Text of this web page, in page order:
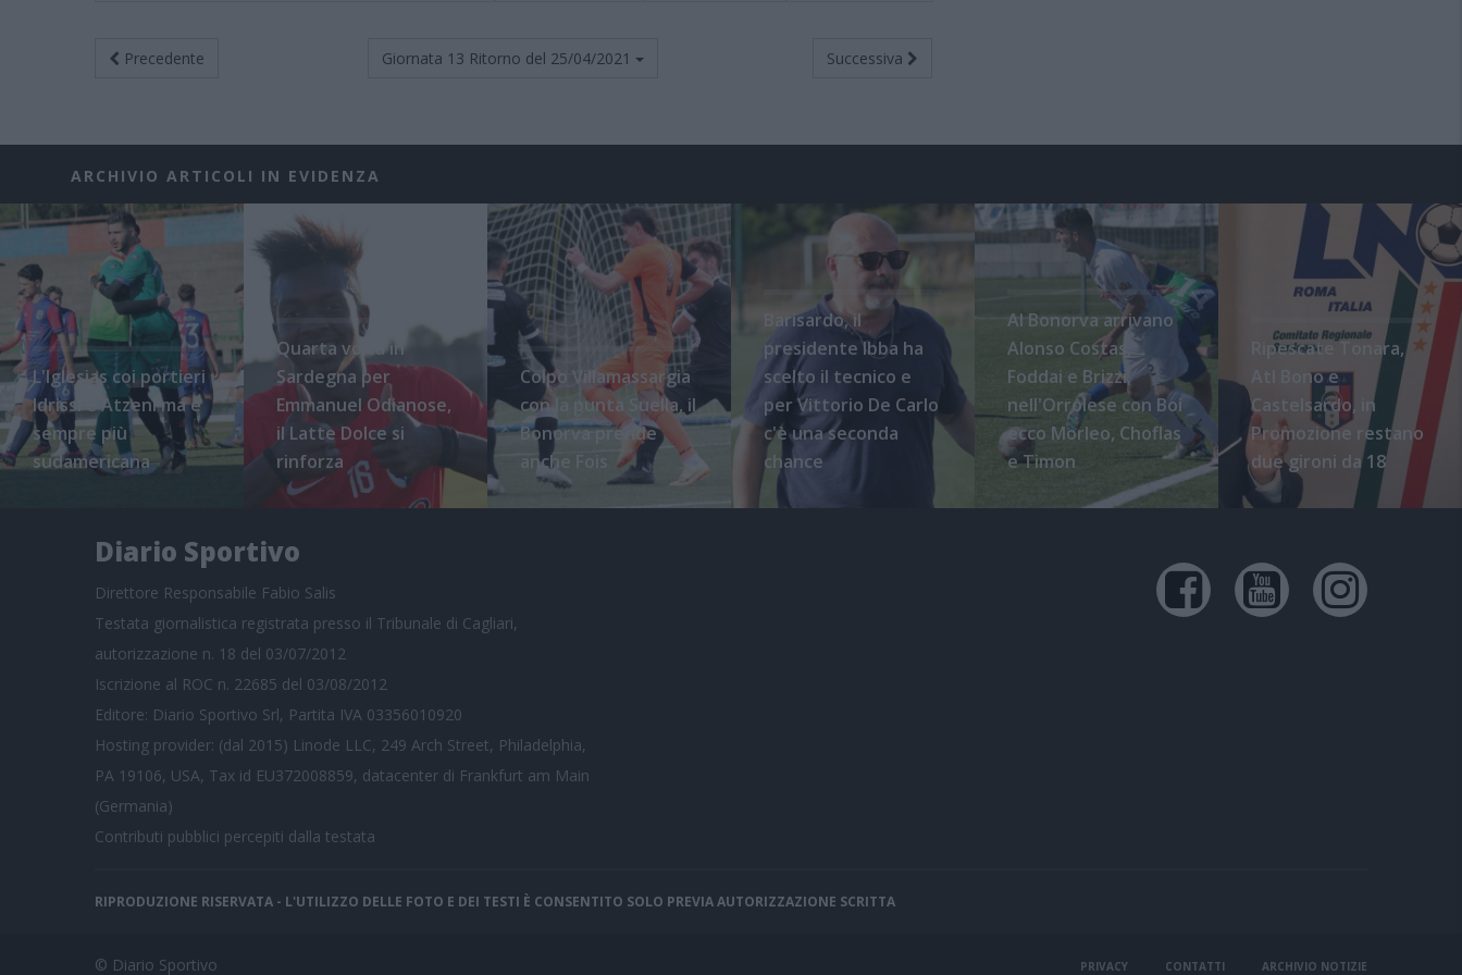
Precedente Giornata 13 Ritorno del 25/04/2021 Successiva
ARCHIVIO ARTICOLI IN EVIDENZA
L'Iglesias coi portieri
Idrissi e Atzeni ma è
sempre più
sudamericana
Quarta volta in
Sardegna per
Emmanuel Odianose,
il Latte Dolce si
rinforza
Colpo Villamassargia
con la punta Suella, il
Bonorva prende
anche Fois
Barisardo, il
presidente Ibba ha
scelto il tecnico e
per Vittorio De Carlo
c'è una seconda
chance
Al Bonorva arrivano
Alonso Costas,
Foddai e Brizzi,
nell'Orrolese con Boi
ecco Morleo, Choflas
e Timon
Ripescate Tonara,
Atl Bono e
Castelsardo, in
Promozione restano
due gironi da 18
Diario Sportivo
Direttore Responsabile Fabio Salis
Testata giornalistica registrata presso il Tribunale di Cagliari,
autorizzazione n. 18 del 03/07/2012
Iscrizione al ROC n. 22685 del 03/08/2012
Editore: Diario Sportivo Srl, Partita IVA 03356010920
Hosting provider: (dal 2015) Linode LLC, 249 Arch Street, Philadelphia,
PA 19106, USA, Tax id EU372008859, datacenter di Frankfurt am Main
(Germania)
Contributi pubblici percepiti dalla testata
RIPRODUZIONE RISERVATA - L'UTILIZZO DELLE FOTO E DEI TESTI È CONSENTITO SOLO PREVIA AUTORIZZAZIONE SCRITTA
© Diario Sportivo PRIVACY CONTATTI ARCHIVIO NOTIZIE